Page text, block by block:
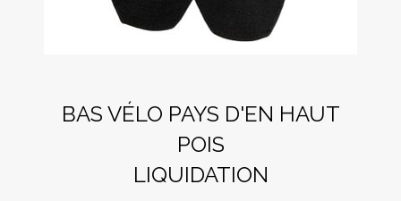
BAS VÉLO PAYS D'EN HAUT
POIS
LIQUIDATION